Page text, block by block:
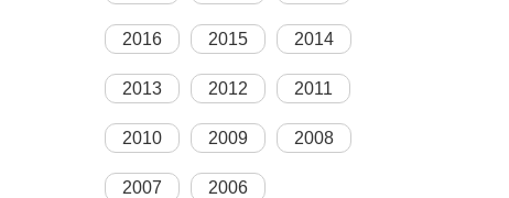
2016 2015 2014
2013 2012 2011
2010 2009 2008
2007 2006